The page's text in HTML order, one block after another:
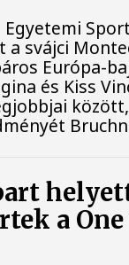
Egyetemi
a svájci
Európa-
és Kiss
a